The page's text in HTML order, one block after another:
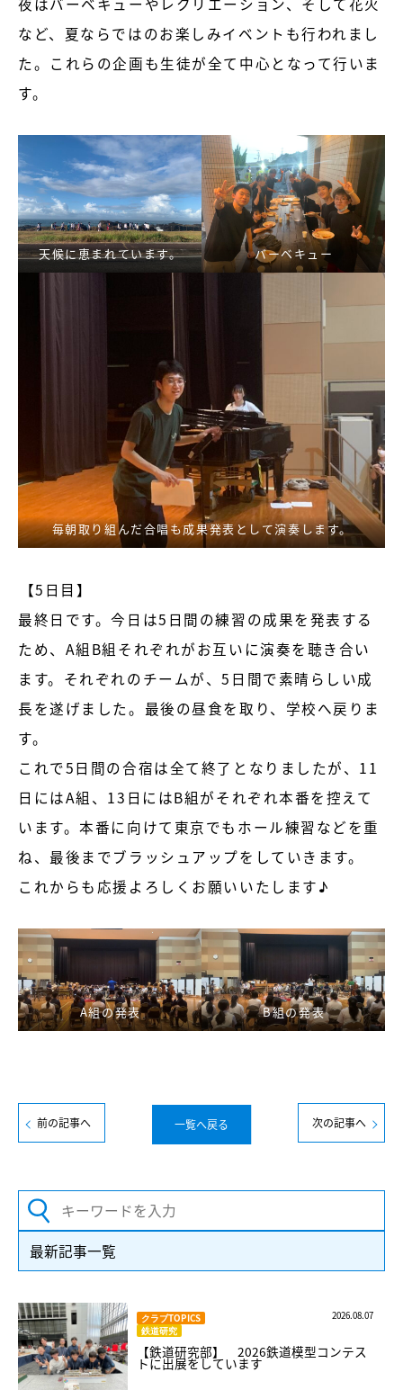
など、夏ならではのお楽しみイベントも行われまし
た。これらの企画も生徒が全て中心となって行いま
す。
天候に恵まれています。 バーベキュー
毎朝取り組んだ合唱も成果発表として演奏します。
【5日目】
最終日です。今日は5日間の練習の成果を発表する
ため、A組B組それぞれがお互いに演奏を聴き合い
ます。それぞれのチームが、5日間で素晴らしい成
長を遂げました。最後の昼食を取り、学校へ戻りま
す。
これで5日間の合宿は全て終了となりましたが、11
日にはA組、13日にはB組がそれぞれ本番を控えて
います。本番に向けて東京でもホール練習などを重
ね、最後までブラッシュアップをしていきます。
これからも応援よろしくお願いいたします♪
A組の発表 B組の発表
前の記事へ 一覧へ戻る 次の記事へ
最新記事一覧
クラブTOPICS
鉄道研究
2026.08.07
【鉄道研究部】 2026鉄道模型コンテス
トに出展をしています